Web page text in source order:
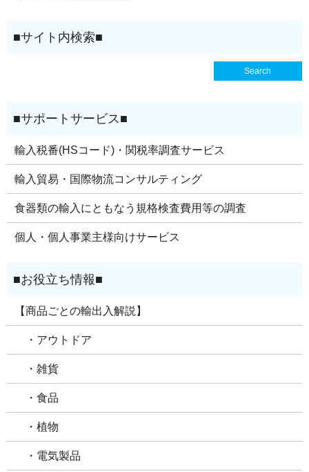
輸入税番(HSコード)・関税率調査サービス
輸入貿易・国際物流コンサルティング
食器類の輸入にともなう規格検査費用等の調査
個人・個人事業主様向けサービス
【商品ごとの輸出入解説】
・アウトドア
・雑貨
・食品
・植物
・電気製品